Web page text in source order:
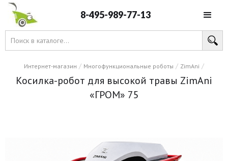
8-495-989-77-13
Интернет-магазин / Многофункциональные роботы / ZimAni /
Косилка-робот для высокой травы ZimAni
«ГРОМ» 75